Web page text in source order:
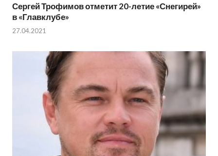
Сергей Трофимов отметит 20-летие «Снегирей»
в «Главклубе»
27.04.2021